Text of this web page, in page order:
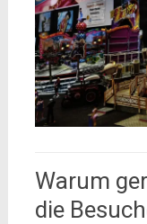
Warum
die